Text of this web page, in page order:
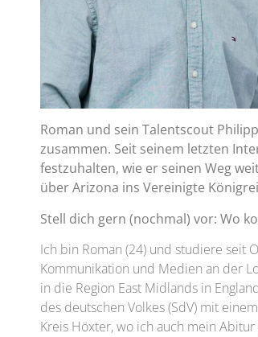
Roman und sein Talentscout
zusammen. Seit seinem letzten
festzuhalten, wie er seinen Weg
über Arizona ins Vereinigte
Stell dich gern (nochmal) vor: Wo
Ich bin Roman (24) und studiere seit
Kommunikation und Medien an der
in die Region East Midlands in
des deutschen Volkes (SdV) mit
Kreis Höxter, wo ich auch mein